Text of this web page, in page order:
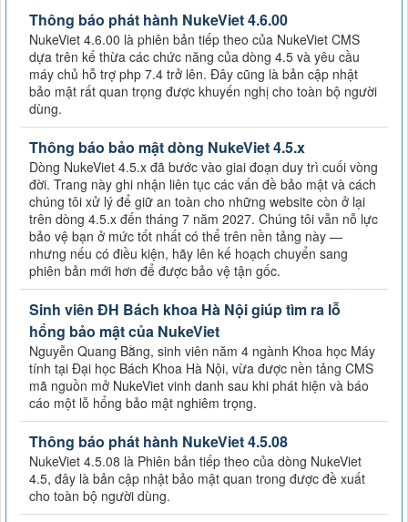
Thông báo phát hành NukeViet 4.6.00
NukeViet 4.6.00 là phiên bản tiếp theo của NukeViet CMS
dựa trên kế thừa các chức năng của dòng 4.5 và yêu cầu
máy chủ hỗ trợ php 7.4 trở lên. Đây cũng là bản cập nhật
bảo mật rất quan trọng được khuyến nghị cho toàn bộ người
dùng.
Thông báo bảo mật dòng NukeViet 4.5.x
Dòng NukeViet 4.5.x đã bước vào giai đoạn duy trì cuối vòng
đời. Trang này ghi nhận liên tục các vấn đề bảo mật và cách
chúng tôi xử lý để giữ an toàn cho những website còn ở lại
trên dòng 4.5.x đến tháng 7 năm 2027. Chúng tôi vẫn nỗ lực
bảo vệ bạn ở mức tốt nhất có thể trên nền tảng này —
nhưng nếu có điều kiện, hãy lên kế hoạch chuyển sang
phiên bản mới hơn để được bảo vệ tận gốc.
Sinh viên ĐH Bách khoa Hà Nội giúp tìm ra lỗ
hổng bảo mật của NukeViet
Nguyễn Quang Bằng, sinh viên năm 4 ngành Khoa học Máy
tính tại Đại học Bách Khoa Hà Nội, vừa được nền tảng CMS
mã nguồn mở NukeViet vinh danh sau khi phát hiện và báo
cáo một lỗ hổng bảo mật nghiêm trọng.
Thông báo phát hành NukeViet 4.5.08
NukeViet 4.5.08 là Phiên bản tiếp theo của dòng NukeViet
4.5, đây là bản cập nhật bảo mật quan trong được đề xuất
cho toàn bộ người dùng.